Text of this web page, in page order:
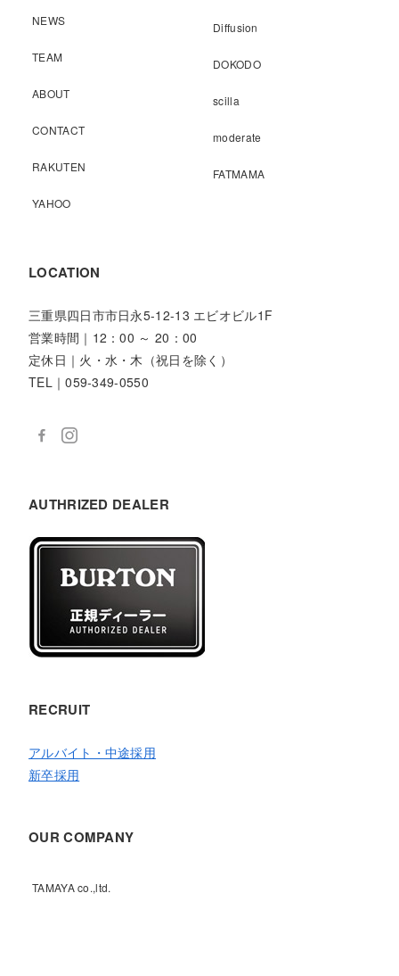
NEWS
TEAM
ABOUT
CONTACT
RAKUTEN
YAHOO
Diffusion
DOKODO
scilla
moderate
FATMAMA
LOCATION
三重県四日市市日永5-12-13 エビオビル1F
営業時間｜12：00 ～ 20：00
定休日｜火・水・木（祝日を除く）
TEL｜059-349-0550
AUTHRIZED DEALER
RECRUIT
アルバイト・中途採用
新卒採用
OUR COMPANY
TAMAYA co.,ltd.